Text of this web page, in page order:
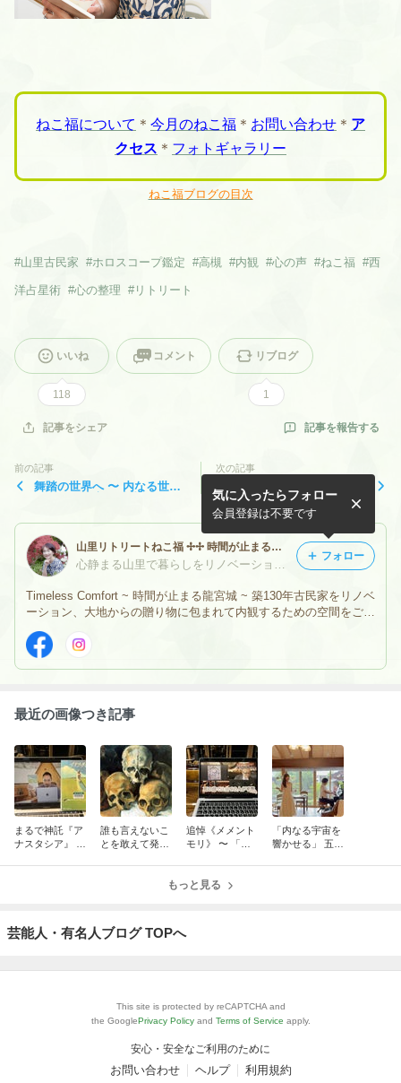
ねこ福について ＊ 今月のねこ福 ＊ お問い合わせ ＊ ア
クセス ＊ フォトギャラリー
ねこ福ブログの目次
#山里古民家 #ホロスコープ鑑定 #高槻 #内観 #心の声 #ねこ福 #西
洋占星術 #心の整理 # リトリート
いいね
118
コメント リブログ
1
記事をシェア 記事を報告する
前の記事
舞踏の世界へ 〜 内なる世
次の記事
星しるべ リトリート 〈ご予
約日〉
山里リトリートねこ福 ✢✢ 時間が止まる龍宮城へようこそ ✢✢ 大阪高槻 神峰山の郷
Timeless Comfort ~ 時間が止まる龍宮城 ~ 築130年古民家をリノベ
ーション、大地からの贈り物に包まれて内観するための空間をご提
供しています。こだわって過ごす交流の場にも。大阪駅・京都駅か
ら１時間、奇跡のアクセスで桃源郷へ♪
気に入ったらフォロー
会員登録は不要です
フォロー
最近の画像つき記事
まるで神託『ア
ナスタシア』 〜
誰も言えないこ
とを敢えて発信
追悼《メメント
モリ》 〜 「死
ん
「内なる宇宙を
響かせる」 五感
もっと見る
芸能人・有名人ブログ TOPへ
This site is protected by reCAPTCHA and
the GooglePrivacy Policy and Terms of Service apply.
安心・安全なご利用のために
お問い合わせ ヘルプ 利用規約